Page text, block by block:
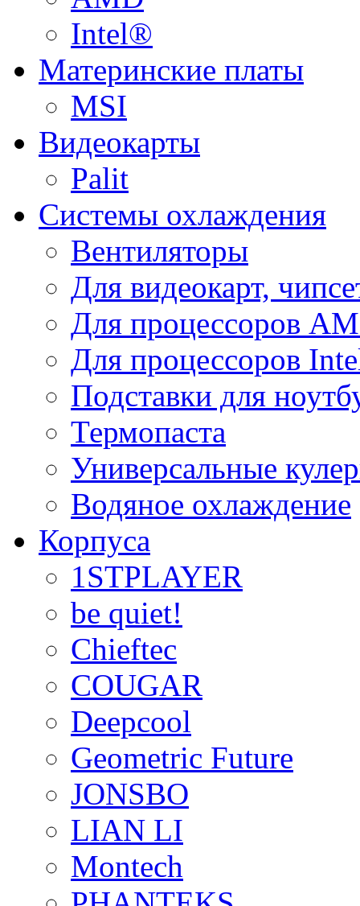
Intel®
Материнские платы
MSI
Видеокарты
Palit
Системы охлаждения
Вентиляторы
Для видеокарт,
Для процессоров
Для процессоров
Подставки для
Термопаста
Универсальные
Водяное охлаждение
Корпуса
1STPLAYER
be quiet!
Chieftec
COUGAR
Deepcool
Geometric Future
JONSBO
LIAN LI
Montech